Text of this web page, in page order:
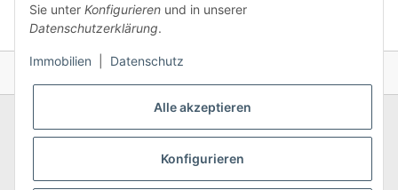
Sie unter Konfigurieren und in unserer
Datenschutzerklärung.
Immobilien Datenschutz
Alle akzeptieren
Konfigurieren